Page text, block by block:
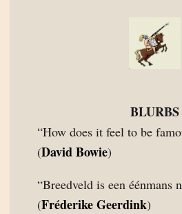
BLURBS
“How does it feel to be
(David Bowie)
“Breedveld is een éénmans
(Fréderike Geerdink)